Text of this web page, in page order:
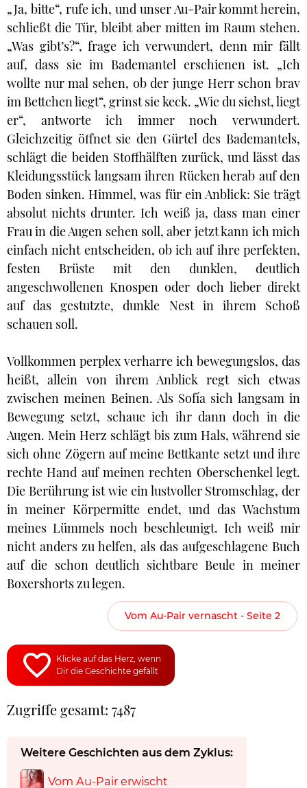
„Ja, bitte“, rufe ich, und unser Au-Pair kommt herein,
schließt die Tür, bleibt aber mitten im Raum stehen.
„Was gibt’s?“, frage ich verwundert, denn mir fällt
auf, dass sie im Bademantel erschienen ist. „Ich
wollte nur mal sehen, ob der junge Herr schon brav
im Bettchen liegt“, grinst sie keck. „Wie du siehst, liegt
er“, antworte ich immer noch verwundert.
Gleichzeitig öffnet sie den Gürtel des Bademantels,
schlägt die beiden Stoffhälften zurück, und lässt das
Kleidungsstück langsam ihren Rücken herab auf den
Boden sinken. Himmel, was für ein Anblick: Sie trägt
absolut nichts drunter. Ich weiß ja, dass man einer
Frau in die Augen sehen soll, aber jetzt kann ich mich
einfach nicht entscheiden, ob ich auf ihre perfekten,
festen Brüste mit den dunklen, deutlich
angeschwollenen Knospen oder doch lieber direkt
auf das gestutzte, dunkle Nest in ihrem Schoß
schauen soll.
Vollkommen perplex verharre ich bewegungslos, das
heißt, allein von ihrem Anblick regt sich etwas
zwischen meinen Beinen. Als Sofía sich langsam in
Bewegung setzt, schaue ich ihr dann doch in die
Augen. Mein Herz schlägt bis zum Hals, während sie
sich ohne Zögern auf meine Bettkante setzt und ihre
rechte Hand auf meinen rechten Oberschenkel legt.
Die Berührung ist wie ein lustvoller Stromschlag, der
in meiner Körpermitte endet, und das Wachstum
meines Lümmels noch beschleunigt. Ich weiß mir
nicht anders zu helfen, als das aufgeschlagene Buch
auf die schon deutlich sichtbare Beule in meiner
Boxershorts zu legen.
Vom Au-Pair vernascht - Seite 2
Klicke auf das Herz, wenn
Dir die Geschichte gefällt
Zugriffe gesamt: 7487
Weitere Geschichten aus dem Zyklus:
Vom Au-Pair erwischt